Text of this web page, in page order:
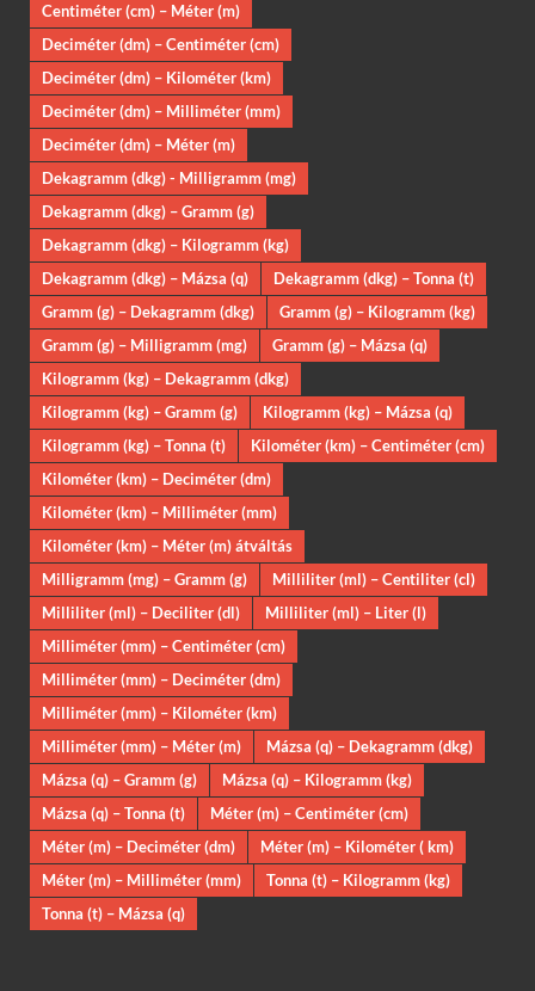
Centiméter (cm) – Méter (m)
Deciméter (dm) – Centiméter (cm)
Deciméter (dm) – Kilométer (km)
Deciméter (dm) – Milliméter (mm)
Deciméter (dm) – Méter (m)
Dekagramm (dkg) - Milligramm (mg)
Dekagramm (dkg) – Gramm (g)
Dekagramm (dkg) – Kilogramm (kg)
Dekagramm (dkg) – Mázsa (q)
Dekagramm (dkg) – Tonna (t)
Gramm (g) – Dekagramm (dkg)
Gramm (g) – Kilogramm (kg)
Gramm (g) – Milligramm (mg)
Gramm (g) – Mázsa (q)
Kilogramm (kg) – Dekagramm (dkg)
Kilogramm (kg) – Gramm (g)
Kilogramm (kg) – Mázsa (q)
Kilogramm (kg) – Tonna (t)
Kilométer (km) – Centiméter (cm)
Kilométer (km) – Deciméter (dm)
Kilométer (km) – Milliméter (mm)
Kilométer (km) – Méter (m) átváltás
Milligramm (mg) – Gramm (g)
Milliliter (ml) – Centiliter (cl)
Milliliter (ml) – Deciliter (dl)
Milliliter (ml) – Liter (l)
Milliméter (mm) – Centiméter (cm)
Milliméter (mm) – Deciméter (dm)
Milliméter (mm) – Kilométer (km)
Milliméter (mm) – Méter (m)
Mázsa (q) – Dekagramm (dkg)
Mázsa (q) – Gramm (g)
Mázsa (q) – Kilogramm (kg)
Mázsa (q) – Tonna (t)
Méter (m) – Centiméter (cm)
Méter (m) – Deciméter (dm)
Méter (m) – Kilométer ( km)
Méter (m) – Milliméter (mm)
Tonna (t) – Kilogramm (kg)
Tonna (t) – Mázsa (q)